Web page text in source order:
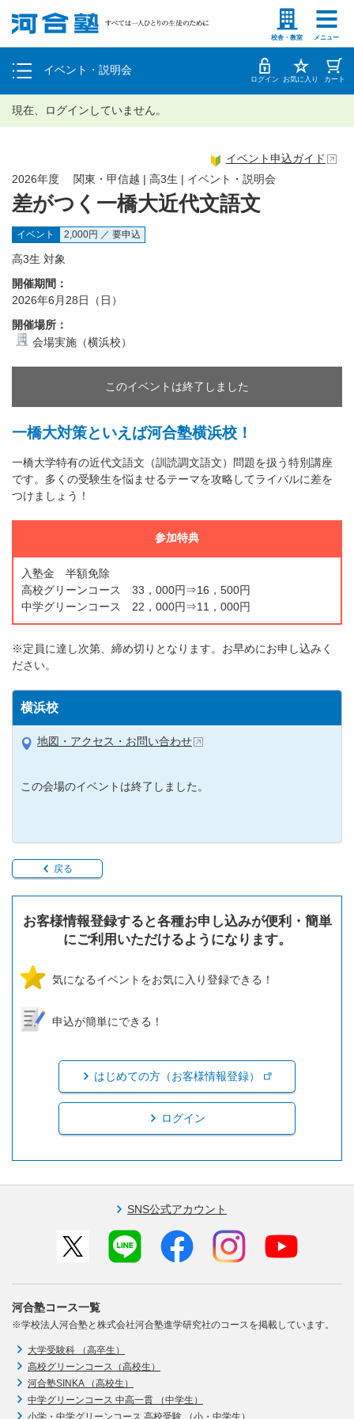
校舎・教室 メニュー
塾生の方 高等学校の先生
イベント・説明会
個別相談
体験授業 ログイン お気に入り カート
現在、ログインしていません。
差がつく一橋大近代文語文
2026年度 関東・甲信越 | 高3生 | イベント・説明会
イベント申込ガイド
イベント 2,000円 ／ 要申込
高3生 対象
開催期間：
2026年6月28日（日）
開催場所：
会場実施（横浜校）
このイベントは終了しました
一橋大対策といえば河合塾横浜校！
一橋大学特有の近代文語文（訓読調文語文）問題を扱う特別講座
です。多くの受験生を悩ませるテーマを攻略してライバルに差を
つけましょう！
参加特典
入塾金 半額免除
高校グリーンコース 33，000円⇒16，500円
中学グリーンコース 22，000円⇒11，000円
※定員に達し次第、締め切りとなります。お早めにお申し込みく
ださい。
横浜校
地図・アクセス・お問い合わせ
この会場のイベントは終了しました。
戻る
お客様情報登録すると各種お申し込みが便利・簡単
にご利用いただけるようになります。
気になるイベントをお気に入り登録できる！
申込が簡単にできる！
はじめての方（お客様情報登録）
ログイン
SNS公式アカウント
河合塾コース一覧
※学校法人河合塾と株式会社河合塾進学研究社のコースを掲載しています。
大学受験科 （高卒生）
高校グリーンコース（高校生）
河合塾SINKA （高校生）
中学グリーンコース 中高一貫 （中学生）
小学・中学グリーンコース 高校受験 （小・中学生）